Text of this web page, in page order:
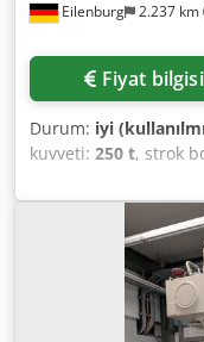
Eilenburg 2.237 km
Fiyat bilgisi
Durum: iyi
kuvveti: 250 t, strok
360 mm Tabla
Koç bağlama
mm Piston stroku:
mm Koç aşağı hızı:
Toplam güç ihtiyacı:
Dedpfezlnndox